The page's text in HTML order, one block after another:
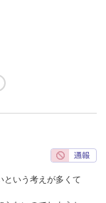
という考えが多くて